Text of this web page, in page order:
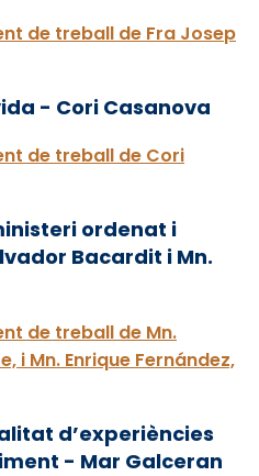
de treball de Fra Josep
- Cori Casanova
de treball de Cori
ordenat i
Bacardit i Mn.
de treball de Mn.
i Mn. Enrique Fernández,
d’experiències
- Mar Galceran